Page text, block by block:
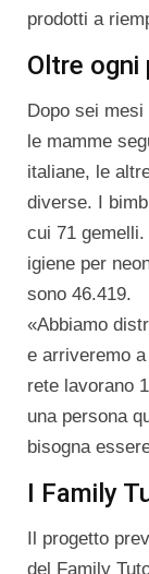
prodotti a
Oltre
Dopo sei
le mamme
italiane, le
diverse. I
cui 71
igiene per
sono 46.419.
«Abbiamo
e arriveremo
rete lavorano
una persona
bisogna
I Family
Il progetto
del Family